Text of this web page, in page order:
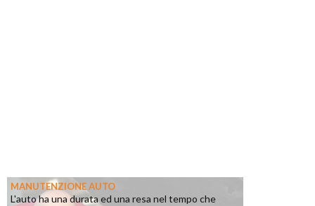
MANUTENZIONE AUTO
L'auto ha una durata ed una resa nel tempo che